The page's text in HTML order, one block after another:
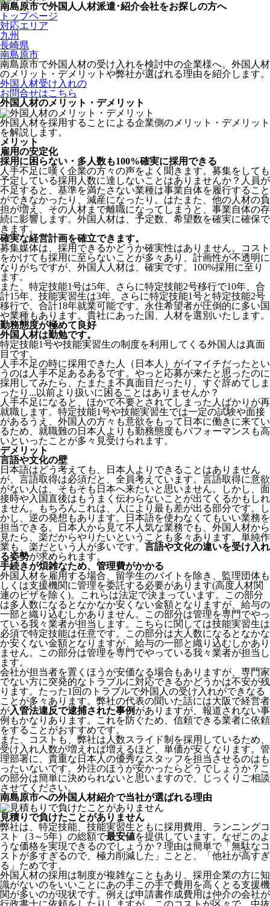
南島原市で外国人人材派遣･紹介会社をお探しの方へ
トップページ
対応エリア
九州
長崎県
南島原市
南島原市で外国人材の受け入れを検討中の企業様へ。外国人材
のメリット・デメリットや弊社が選ばれる理由を紹介します。
外国人材受け入れの
お問合せはこちら
外国人材のメリット・デメリット
外国人材を採用することによる企業側のメリット・デメリット
を解説します。
メリット
雇用の安定化
採用に困らない・多人数も100%確実に採用できる
人手不足に嘆く企業の方々の声をよく聞きます。募集をしても
予定している採用人数に達しないことはありませんか？人員が
不足すると、基準を満たさない業種は事業自体を履行すること
ができなかったり、減産になったり。はたまた、他の人材の負
担が増え、その人材まで離職になってしまうと、事業自体の存
続に影響します。 外国人材は、予定数、希望数を確実に確保で
きます。
確実な経営計画を確立できます。
募集媒体は、採用できるかどうか確実性はありません。コスト
をかけても採用に至らないことが多々あり、計画性が不透明に
なりがちですが、外国人人材は、確実です。100%採用に至り
ます。
また、特定技能1号は5年、さらに特定技能2号移行で10年、合
計15年、技能実習生は3年、さらに特定技能1号と特定技能2号
移行で、合計18年就業可能です。永住希望者が圧倒的に多い国
や業種もあります。貴社にあった国、人材を選別いたします。
勤務態度が極めて良好
外国人材は勤勉です。
特定技能1号や技能実習生の制度を利用してくる外国人は真面
目 です。
人手不足の時に採用できた人（日本人）がイマイチだったとい
うのは人手不足あるあるです。やっと応募が来たと思ったのに
採用してみたら、たまたま不真面目だったり、すぐ辞めてしま
ったり...以前より扱いに困ることはありませんか？
人手不足になると、ほかで不要とされてしまった人ばかりが再
就職します。特定技能1号や技能実習生では一定の試験や面接
があるうえ、外国人の方々も意欲をもって日本に働きに来てい
るため、就職難の日本人よりも勤務態度もパフォーマンスも高
いといったことが多々見受けられます。
デメリット
言語や文化の壁
日本語はどう考えても、日本人よりできることはありません
が、言語取得は必須だと、全員考えています。言語取得に意欲
がない人は、そもそも日本へ来たいと思いません。しかし、面
接時や入国直後はもうまく伝わらないことが出てくるかもしれ
ません。
もちろんこれは、人により最も差が出る部分です。し
かし、逆の発想もあります。日本語を使わなくてもいい業務を
担当できる。日本人から見て不人気な業務でも、外国人材から
見たら、楽だからやりたいということも多々あります。単純作
業も、楽だという人が多いです。 言語や文化の違いを受け入れ
る姿勢が求められます。
手続きが煩雑なため、管理費がかかる
外国人材を雇用する場合、留学生のバイトを除き、 監理団体も
しくは支援機関に管理を委託する必要があります(高度人材関
連のビザを除く)。これらは法定で決まっています。この部分
は多人数になるとなかなか安くない金額となりますが、給与の
一部と織り込むしかありません。この部分は管理を専門でやっ
ている我々業者が担当します。こちらに関しては技能実習生は
必須で特定技能は任意です。この部分は大人数になるとなかな
か安くない金額となりますが、給与の一部と織り込むしかあり
ません。この部分は管理を専門でやっている我々業者が担当し
ます。
会社が担当者を置くほうが安価なる場合もありますが、専門家
でない方に突発的なトラブルに対応できるかどうかは不安が残
ります。たった1回のトラブルで外国人の受け入れができなる
ことが多々あります。弊社の代表の聞いた話には大阪で経営者
が入管法違反で逮捕された事例 がありますが、報道されない事
例もかなりあります。これを防ぐため、信頼できる業者に依頼
をすることがおすすめです。
また、コストも、弊社は人数スライド制を採用しているため、
受け入れ人数が増えれば増えるほど、単価が安くなります。管
理部署に、貴重な日本人の優秀なスタッフを担当させるのはも
ったいないです。外注のほうが安かったらどうでしょうか？こ
の部分は簡単に決められないと思いますので、じっくりご相談
させてください。
南島原市への外国人材紹介で当社が選ばれる理由
見積りで負けたことがありません
弊社は、特定技能、技能実習生ともに採用費用、ランニングコ
スト（3～5年）の総額で最安値を提供しています。なぜこのよ
うな価格を実現できるのでしょうか？理由は簡単で「無駄なコ
ストが多すぎるので、極力削減した」ことと、
「他社が高すぎ
る」 ためです。
外国人材の採用は制度が複雑なこともあり、採用企業の方に知
識がないのをいいことにあの手この手で費用を高くとる支援機
関が多いのが現状です。例えば申請書作成費用は仲介の会社が